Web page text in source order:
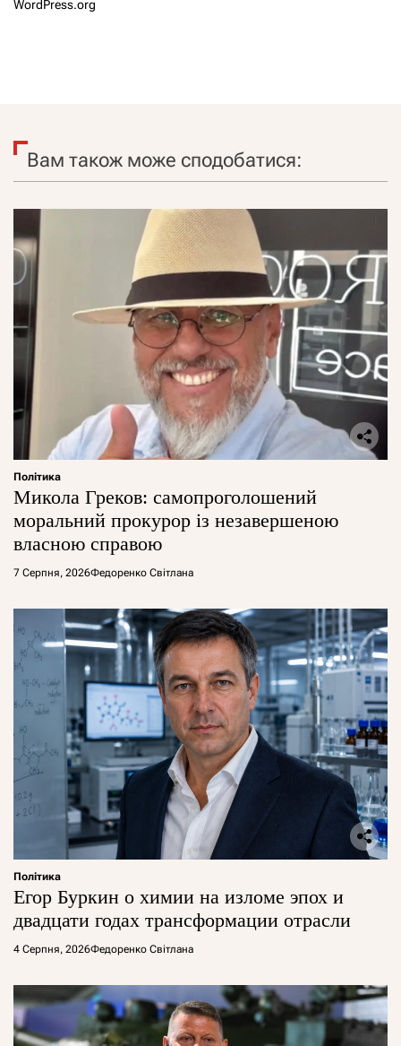
WordPress.org
Вам також може сподобатися:
Політика
Микола Греков: самопроголошений
моральний прокурор із незавершеною
власною справою
7 Серпня, 2026Федоренко Світлана
Політика
Егор Буркин о химии на изломе эпох и
двадцати годах трансформации отрасли
4 Серпня, 2026Федоренко Світлана